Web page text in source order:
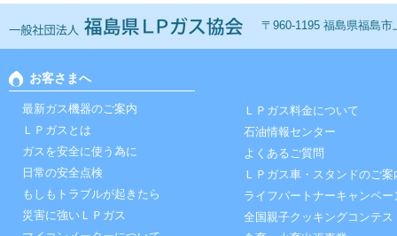
一般社団法人 福島ＬＰ
〒960-1195 福島県福島
お客さまへ
最新ガス機器のご案内
ＬＰガスとは
ガスを安全に使う為に
日常の安全点検
もしもトラブルが起きたら
災害に強いＬＰガス
ＬＰガス料金について
石油情報センター
よくあるご質問
ＬＰガス車・スタンドのご案
ライフパートナーキャンペー
全国親子クッキングコンテス